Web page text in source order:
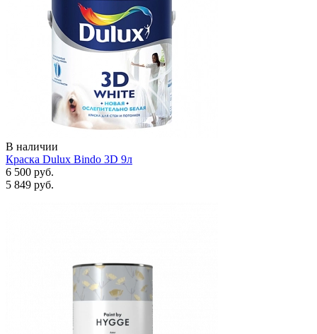
В наличии
Краска Dulux Bindo 3D 9л
6 500 руб.
5 849 руб.